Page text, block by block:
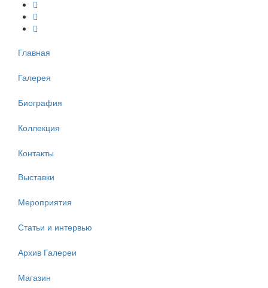
Главная
Галерея
Биография
Коллекция
Контакты
Выставки
Мероприятия
Статьи и интервью
Архив Галереи
Магазин